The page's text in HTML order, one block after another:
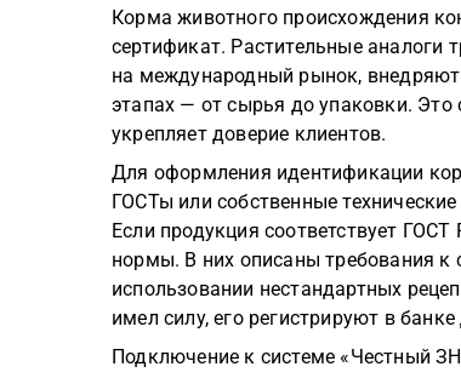
Корма животного происхождения
сертификат. Растительные
на международный рынок, внедряют
этапах — от сырья до упаковки.
укрепляет доверие клиентов.
Для оформления идентификации
ГОСТы или собственные
Если продукция соответствует
нормы. В них описаны требования к
использовании нестандартных
имел силу, его регистрируют в
Подключение к системе «Честный